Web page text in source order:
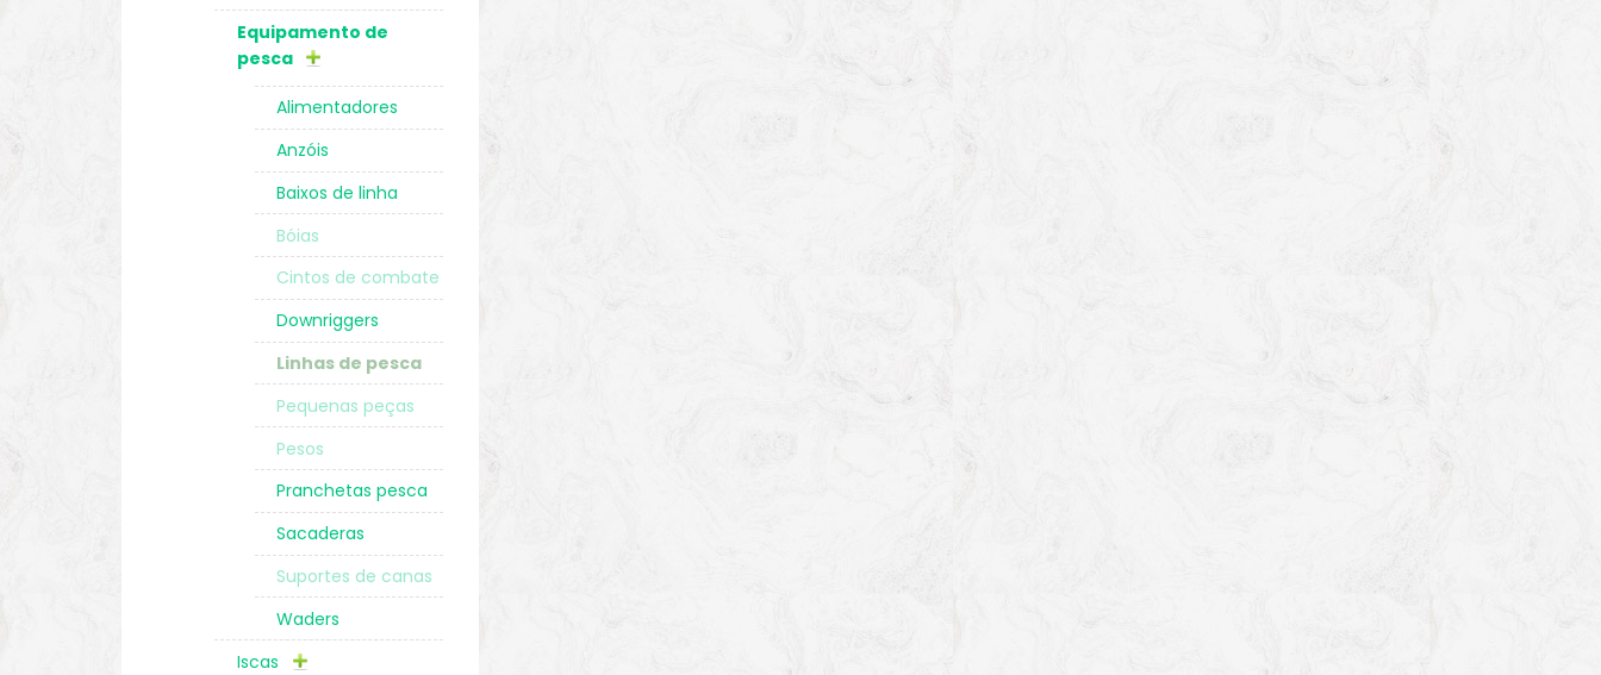
Equipamento de
pesca
Alimentadores
Anzóis
Baixos de linha
Bóias
Cintos de combate
Downriggers
Linhas de pesca
Pequenas peças
Pesos
Pranchetas pesca
Sacaderas
Suportes de canas
Waders
Iscas